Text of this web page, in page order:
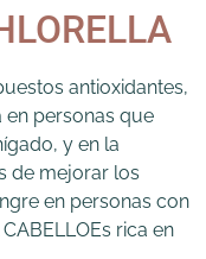
antioxidantes,
personas que
y en la
de mejorar los
en personas con
rica en